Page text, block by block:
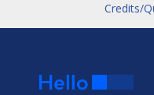
Credits/